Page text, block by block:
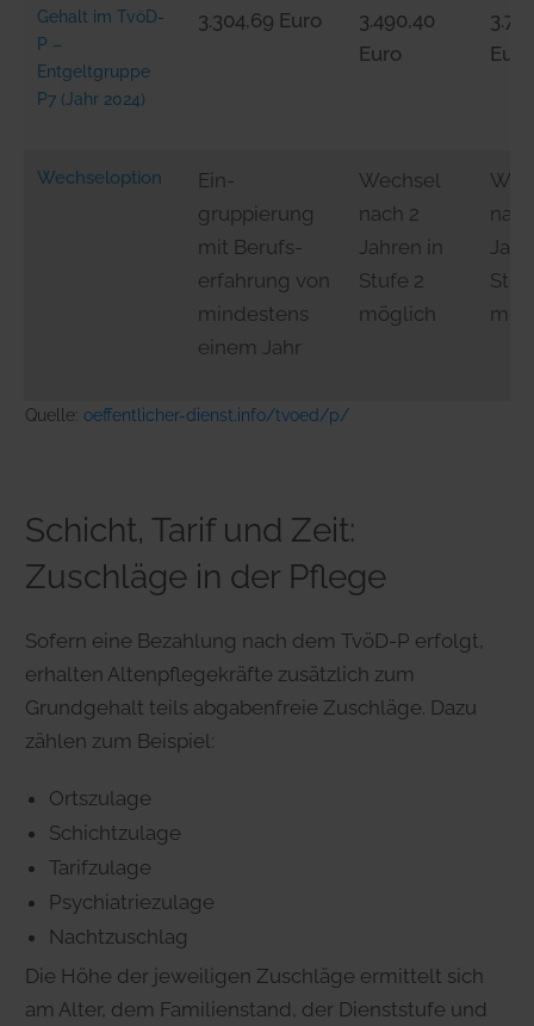
Gehalt im TvöD-
P –
Entgeltgruppe
P7 (Jahr 2024)
3.304,69 Euro
3.490,40
Euro
Euro
Wechseloption
Ein-
gruppierung
mit Berufs-
erfahrung von
mindestens
einem Jahr
Wechsel
nach 2
Jahren in
Stufe 2
möglich
Quelle: oeffentlicher-dienst.info/tvoed/p/
Schicht, Tarif und Zeit:
Zuschläge in der Pflege
Sofern eine Bezahlung nach dem TvöD-P erfolgt,
erhalten Altenpflegekräfte zusätzlich zum
Grundgehalt teils abgabenfreie Zuschläge. Dazu
zählen zum Beispiel:
Ortszulage
Schichtzulage
Tarifzulage
Psychiatriezulage
Nachtzuschlag
Die Höhe der jeweiligen Zuschläge ermittelt sich
am Alter, dem Familienstand, der Dienststufe und